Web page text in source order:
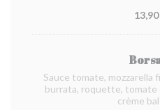
13,90
Sauce tomate, mozzarella
burrata, roquette, tomate
crème